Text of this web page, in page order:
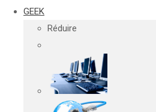
GEEK
Réduire